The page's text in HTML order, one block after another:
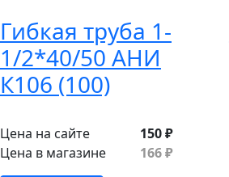
Гибкая труба 1-
1/2*40/50 АНИ
К106 (100)
Цена на сайте
150 ₽
Цена в магазине
166 ₽